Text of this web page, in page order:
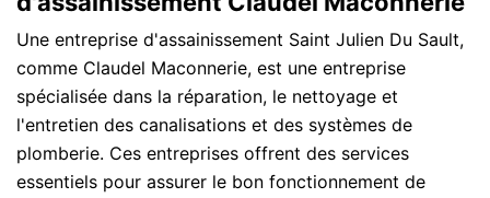
Une entreprise d'assainissement Saint Julien Du Sault,
comme Claudel Maconnerie, est une entreprise
spécialisée dans la réparation, le nettoyage et
l'entretien des canalisations et des systèmes de
plomberie. Ces entreprises offrent des services
essentiels pour assurer le bon fonctionnement de